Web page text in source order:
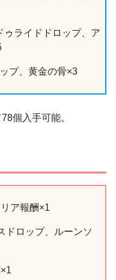
ゥライドドロップ、ア
プ、黄金の骨×3
個入手可能。
ア報酬×1
ドロップ、ルーンソ